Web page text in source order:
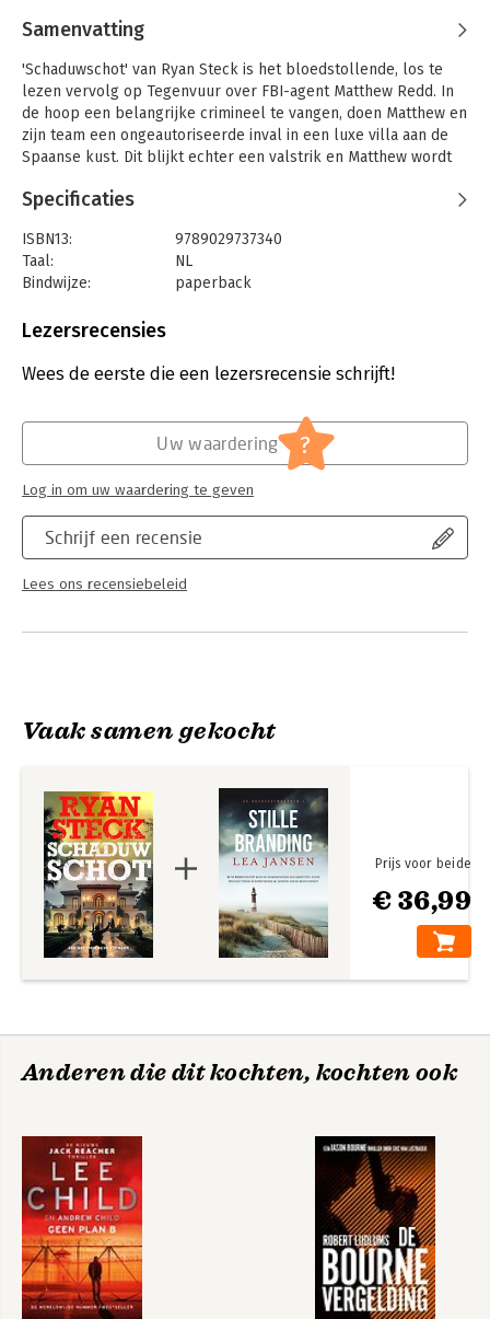
Samenvatting
'Schaduwschot' van Ryan Steck is het bloedstollende, los te
lezen vervolg op Tegenvuur over FBI-agent Matthew Redd. In
de hoop een belangrijke crimineel te vangen, doen Matthew en
zijn team een ongeautoriseerde inval in een luxe villa aan de
Spaanse kust. Dit blijkt echter een valstrik en Matthew wordt
Daar worden zijn vrouw en zieke zoontje aangevallen door een
motorbende. Matthew doet er alles aan zijn familie te
beschermen, maar ontdekt al snel dat de bende tot meer in
staat is dan hij had kunnen vermoeden. Wanneer de
financieel zwaar weer raakt, beseft Matthew dat hij deze strijd
Specificaties
ISBN13:
9789029737340
Taal:
NL
Bindwijze:
paperback
Uitgever:
Verschijningsdatum:
8-5-2025
Thrillers en spanning
Matthew Redd
Lezersrecensies
Wees de eerste die een lezersrecensie schrijft!
Schrijf een recensie
Lees ons recensiebeleid
Uw waardering ?
Log in om uw waardering te geven
Vaak samen gekocht
€ 36,99
Prijs voor beide
Anderen die dit kochten, kochten ook